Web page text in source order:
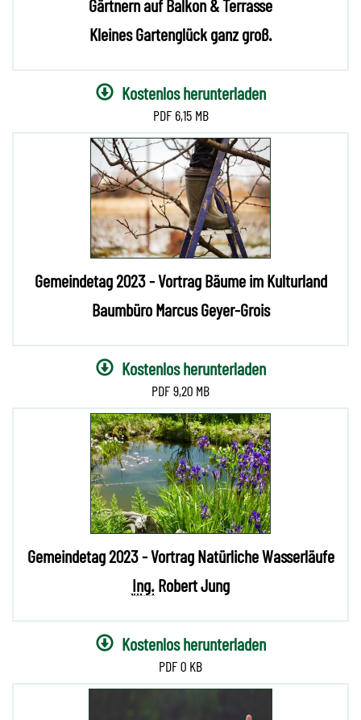
Gärtnern auf Balkon & Terrasse
Kleines Gartenglück ganz groß.
Kostenlos herunterladen
6,15 MB
Gemeindetag 2023 - Vortrag Bäume im Kulturland
Baumbüro Marcus Geyer-Grois
Kostenlos herunterladen
9,20 MB
Gemeindetag 2023 - Vortrag Natürliche Wasserläufe
Ing.Robert Jung
Kostenlos herunterladen
0 KB